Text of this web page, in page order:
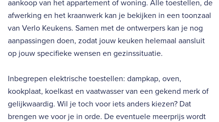
aankoop van het appartement of woning. Alle toestellen, de
afwerking en het kraanwerk kan je bekijken in een toonzaal
van Verlo Keukens. Samen met de ontwerpers kan je nog
aanpassingen doen, zodat jouw keuken helemaal aansluit
op jouw specifieke wensen en gezinssituatie.
Inbegrepen elektrische toestellen: dampkap, oven,
kookplaat, koelkast en vaatwasser van een gekend merk of
gelijkwaardig. Wil je toch voor iets anders kiezen? Dat
brengen we voor je in orde. De eventuele meerprijs wordt